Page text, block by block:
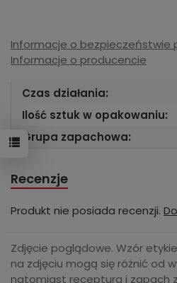
Informacje o bezpieczeństwie
Informacje o producencie
Czas działania:
Ilość sztuk w opakowaniu:
Grupa zapachowa:
Recenzje
Produkt nie posiada recenzji.
Zdjęcie poglądowe. Wzór
na zdjęciu mogą się różnić od
natomiast receptura i zapach